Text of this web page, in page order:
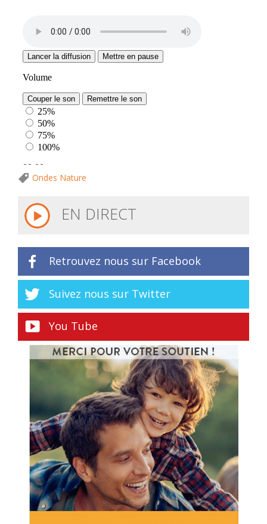
Ondes Nature
EN DIRECT
Retrouvez nous sur Facebook
Suivez nous sur Twitter
You Tube